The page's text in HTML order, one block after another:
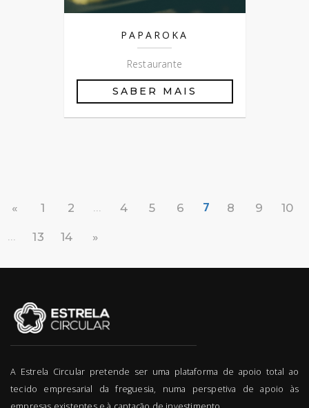
PAPAROKA
Restaurante
SABER MAIS
« 1 2 ... 4 5 6 7 8 9 10
... 13 14 »
A Estrela Circular pretende ser uma plataforma de apoio total ao
tecido empresarial da freguesia, numa perspetiva de apoio às